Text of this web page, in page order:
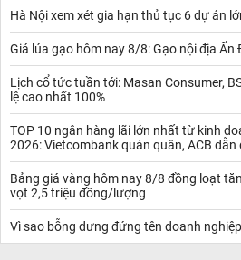
Hà Nội xem xét gia hạn thủ tục 6 dự án
Giá lúa gạo hôm nay 8/8: Gạo nội địa Ấn
Lịch cổ tức tuần tới: Masan Consumer,
lệ cao nhất 100%
TOP 10 ngân hàng lãi lớn nhất từ kinh
2026: Vietcombank quán quân, ACB
Bảng giá vàng hôm nay 8/8 đồng loạt
vọt 2,5 triệu đồng/lượng
Vì sao bỗng dưng đứng tên doanh